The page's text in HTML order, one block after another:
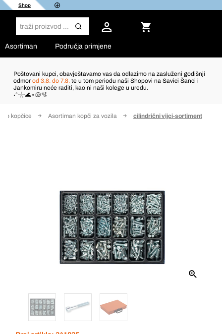
Shop
Asortiman Područja primjene
Poštovani kupci, obavještavamo vas da odlazimo na zasluženi godišnji
odmor od 3.8. do 7.8. te u tom periodu naši Shopovi na Savici Šanci i
Jankomiru neće raditi, kao ni naši kolege u uredu.
˖°𓇼🌊⋆🐚🫧
kopčice Asortiman kopči za vozila cilindrični vijci-sortiment